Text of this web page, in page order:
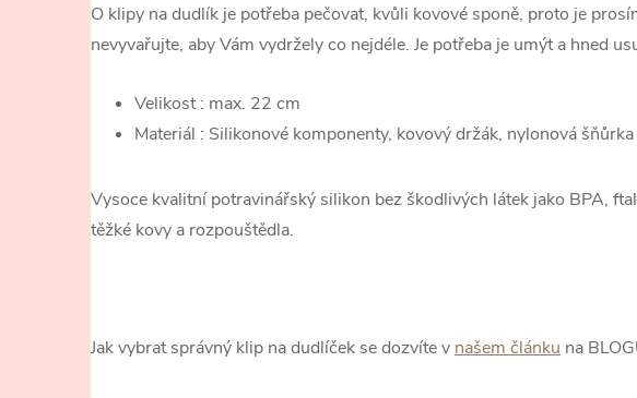
O klipy na dudlík je potřeba pečovat, kvůli kovové sponě, proto je
nevyvařujte, aby Vám vydržely co nejdéle. Je potřeba je umýt a hned
Velikost : max. 22 cm
Materiál : Silikonové komponenty, kovový držák, nylonová šňůrka
Vysoce kvalitní potravinářský silikon bez škodlivých látek jako BPA,
těžké kovy a rozpouštědla.
Jak vybrat správný klip na dudlíček se dozvíte v našem článku na